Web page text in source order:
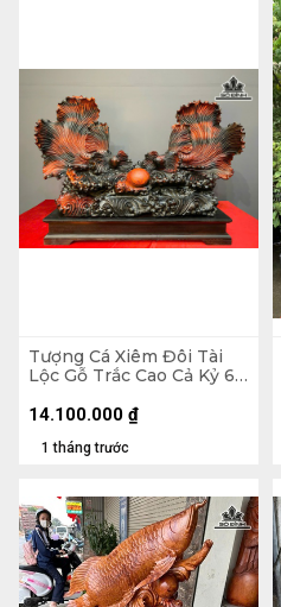
Tượng Cá Xiêm Đôi Tài
Lộc Gỗ Trắc Cao Cả Kỷ 66
Kỷ Cao 10
1 tháng trước
14.100.000 ₫